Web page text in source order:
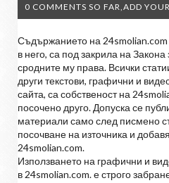
0 COMMENTS SO FAR,ADD
Съдържанието на 24smolian.com
в него, са под закрила на Закона
сродните му права. Всички
други текстови, графични и
сайта, са собственост на
посочено друго. Допуска се
материали само след писмено
посочване на източника и
24smolian.com.
Използването на графични и
в 24smolian.com. е строго